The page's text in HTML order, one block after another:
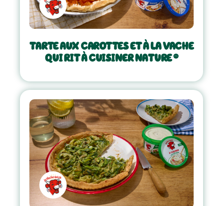
TARTE AUX CAROTTES ET À LA VACHE
QUI RIT À CUISINER NATURE ®